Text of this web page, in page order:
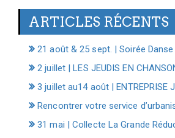
ARTICLES RÉCENTS
21 août & 25 sept. | Soirée
2 juillet | LES JEUDIS EN
3 juillet au14 août | ENTREPRISE
Rencontrer votre service
31 mai | Collecte La Grande